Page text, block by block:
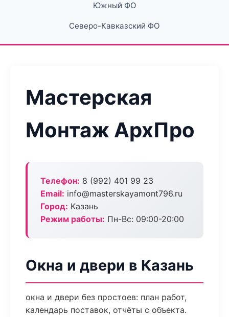
Южный ФО
Северо-Кавказский ФО
Мастерская
Монтаж АрхПро
Телефон: 8 (992) 401 99 23
Email: info@masterskayamont796.ru
Город: Казань
Режим работы: Пн-Вс: 09:00-20:00
Окна и двери в Казань
окна и двери без простоев: план работ,
календарь поставок, отчёты с объекта.